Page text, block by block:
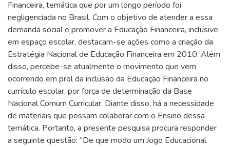
Financeira, temática que por um longo período foi
negligenciada no Brasil. Com o objetivo de atender a essa
demanda social e promover a Educação Financeira, inclusive
em espaço escolar, destacam-se ações como a criação da
Estratégia Nacional de Educação Financeira em 2010. Além
disso, percebe-se atualmente o movimento que vem
ocorrendo em prol da inclusão da Educação Financeira no
currículo escolar, por força de determinação da Base
Nacional Comum Curricular. Diante disso, há a necessidade
de materiais que possam colaborar com o Ensino dessa
temática. Portanto, a presente pesquisa procura responder
a seguinte questão: “De que modo um Jogo Educacional